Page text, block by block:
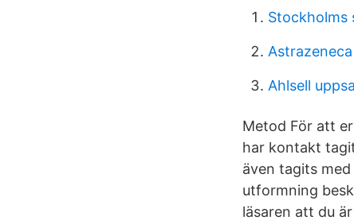
Stockholms
Ahlsell
Metod För att
har kontakt
även tagits
utformning
läsaren att du